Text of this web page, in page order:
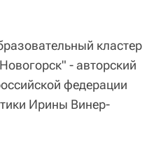
кластер
- авторский
федерации
Ирины Винер-